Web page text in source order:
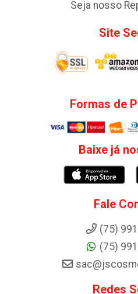
Seja nosso
Site
Formas de
Baixe já
Fale
(75)
(75)
Redes